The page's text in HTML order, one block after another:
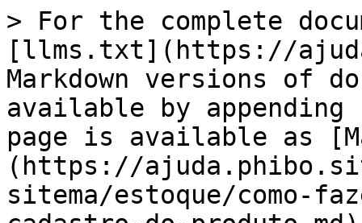
> For the complete
[llms.txt](https://
Markdown versions of
available by
page is available as
(https://
sitema/estoque/como-